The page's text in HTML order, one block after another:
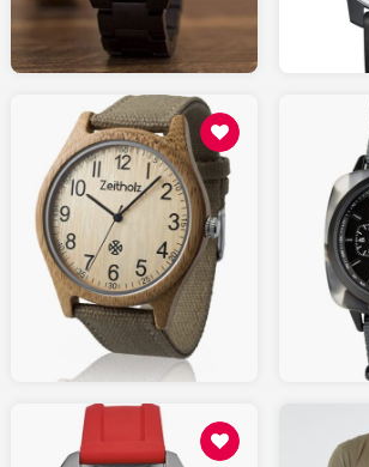
AMAZON.fr
70.00
AMAZON.fr